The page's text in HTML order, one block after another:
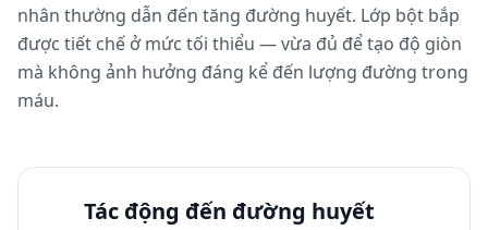
nhân thường dẫn đến tăng đường huyết. Lớp bột bắp
được tiết chế ở mức tối thiểu — vừa đủ để tạo độ giòn
mà không ảnh hưởng đáng kể đến lượng đường trong
máu.
Tác động đến đường huyết